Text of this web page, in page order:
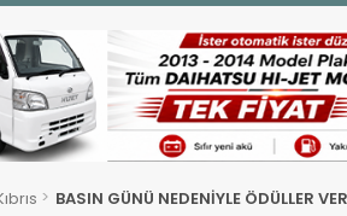
BASIN GÜNÜ NEDENİYLE ÖDÜLLER